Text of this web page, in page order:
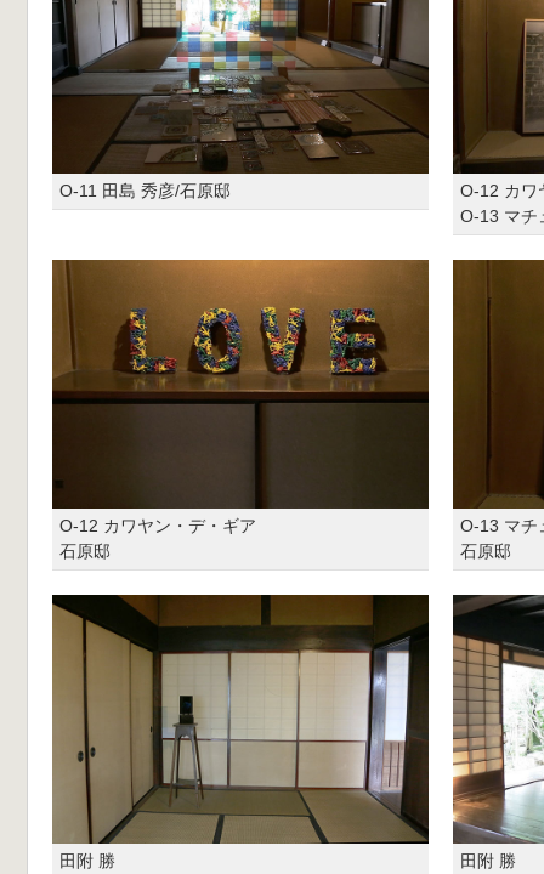
O-11 田島 秀彦/石原邸
O-12 カワ
O-13 マチ
O-12 カワヤン・デ・ギア
石原邸
O-13 マチ
石原邸
田附 勝
田附 勝